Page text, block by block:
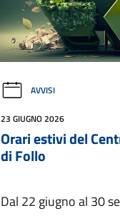
AVVISI
23 GIUGNO 2026
Orari estivi del
di Follo
Dal 22 giugno al 30